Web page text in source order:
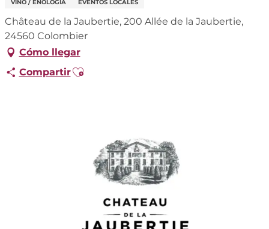
VINO / ENOLOGÍA EVENTOS LOCALES
Château de la Jaubertie, 200 Allée de la Jaubertie,
24560 Colombier
Cómo llegar
CompartirAjouter aux favoris